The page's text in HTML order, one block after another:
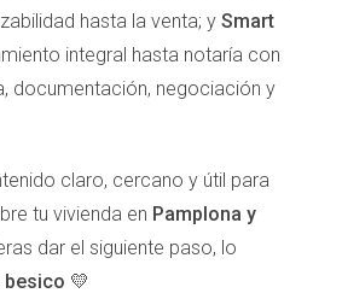
y mejorado, ahora es el momento
a través de fotografías atractivas.
al listar tu propiedad en
buena iluminación natural.
diferentes ángulos.
hogar si es posible.
hasta la venta; y Smart
integral hasta notaría con
documentación, negociación y
claro, cercano y útil para
tu vivienda en Pamplona y
dar el siguiente paso, lo
besico 💛